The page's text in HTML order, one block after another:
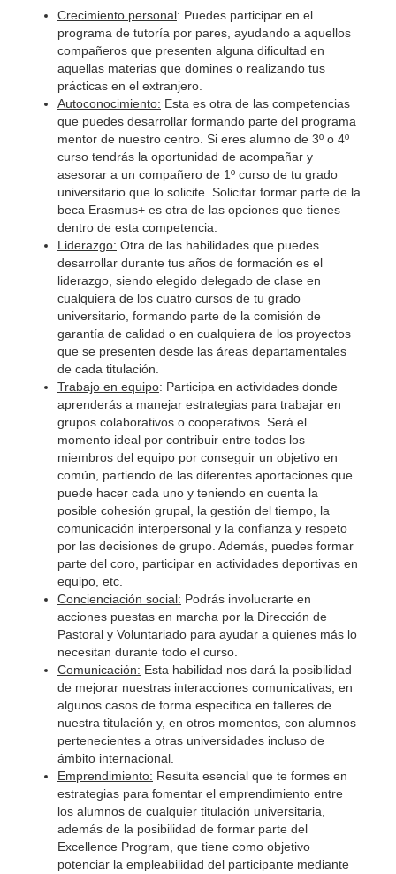
Crecimiento personal: Puedes participar en el
programa de tutoría por pares, ayudando a aquellos
compañeros que presenten alguna dificultad en
aquellas materias que domines o realizando tus
prácticas en el extranjero.
Autoconocimiento: Esta es otra de las competencias
que puedes desarrollar formando parte del programa
mentor de nuestro centro. Si eres alumno de 3º o 4º
curso tendrás la oportunidad de acompañar y
asesorar a un compañero de 1º curso de tu grado
universitario que lo solicite. Solicitar formar parte de la
beca Erasmus+ es otra de las opciones que tienes
dentro de esta competencia.
Liderazgo: Otra de las habilidades que puedes
desarrollar durante tus años de formación es el
liderazgo, siendo elegido delegado de clase en
cualquiera de los cuatro cursos de tu grado
universitario, formando parte de la comisión de
garantía de calidad o en cualquiera de los proyectos
que se presenten desde las áreas departamentales
de cada titulación.
Trabajo en equipo: Participa en actividades donde
aprenderás a manejar estrategias para trabajar en
grupos colaborativos o cooperativos. Será el
momento ideal por contribuir entre todos los
miembros del equipo por conseguir un objetivo en
común, partiendo de las diferentes aportaciones que
puede hacer cada uno y teniendo en cuenta la
posible cohesión grupal, la gestión del tiempo, la
comunicación interpersonal y la confianza y respeto
por las decisiones de grupo. Además, puedes formar
parte del coro, participar en actividades deportivas en
equipo, etc.
Concienciación social: Podrás involucrarte en
acciones puestas en marcha por la Dirección de
Pastoral y Voluntariado para ayudar a quienes más lo
necesitan durante todo el curso.
Comunicación: Esta habilidad nos dará la posibilidad
de mejorar nuestras interacciones comunicativas, en
algunos casos de forma específica en talleres de
nuestra titulación y, en otros momentos, con alumnos
pertenecientes a otras universidades incluso de
ámbito internacional.
Emprendimiento: Resulta esencial que te formes en
estrategias para fomentar el emprendimiento entre
los alumnos de cualquier titulación universitaria,
además de la posibilidad de formar parte del
Excellence Program, que tiene como objetivo
potenciar la empleabilidad del participante mediante